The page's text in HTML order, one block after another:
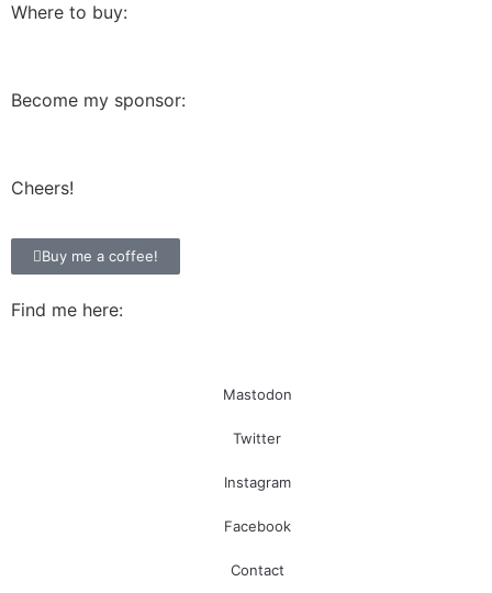
Where to buy:
Become my sponsor:
Cheers!
Buy me a coffee!
Find me here:
Mastodon
Twitter
Instagram
Facebook
Contact